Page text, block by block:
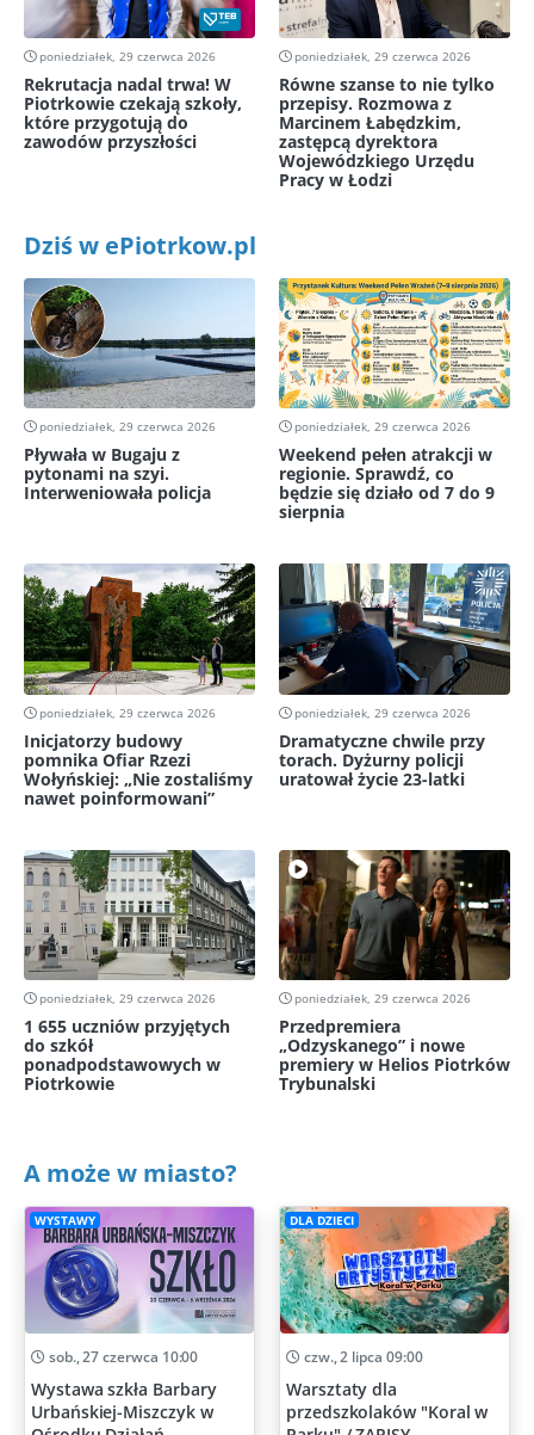
poniedziałek, 29 czerwca 2026
Rekrutacja nadal trwa! W
Piotrkowie czekają szkoły,
które przygotują do
zawodów przyszłości
poniedziałek, 29 czerwca 2026
Równe szanse to nie tylko
przepisy. Rozmowa z
Marcinem Łabędzkim,
zastępcą dyrektora
Wojewódzkiego Urzędu
Pracy w Łodzi
Dziś w ePiotrkow.pl
poniedziałek, 29 czerwca 2026
Pływała w Bugaju z
pytonami na szyi.
Interweniowała policja
poniedziałek, 29 czerwca 2026
Weekend pełen atrakcji w
regionie. Sprawdź, co
będzie się działo od 7 do 9
sierpnia
poniedziałek, 29 czerwca 2026
Inicjatorzy budowy
pomnika Ofiar Rzezi
Wołyńskiej: „Nie zostaliśmy
nawet poinformowani”
poniedziałek, 29 czerwca 2026
Dramatyczne chwile przy
torach. Dyżurny policji
uratował życie 23-latki
poniedziałek, 29 czerwca 2026
1 655 uczniów przyjętych
do szkół
ponadpodstawowych w
Piotrkowie
poniedziałek, 29 czerwca 2026
Przedpremiera
„Odzyskanego” i nowe
premiery w Helios Piotrków
Trybunalski
A może w miasto?
WYSTAWY
sob., 27 czerwca 10:00
Wystawa szkła Barbary
Urbańskiej-Miszczyk w
DLA DZIECI
czw., 2 lipca 09:00
Warsztaty dla
przedszkolaków "Koral w